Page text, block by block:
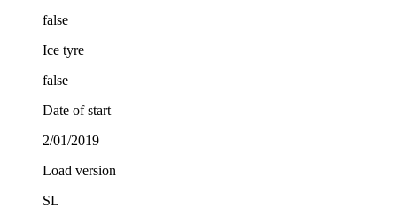
false
Ice tyre
false
Date of start
2/01/2019
Load version
SL